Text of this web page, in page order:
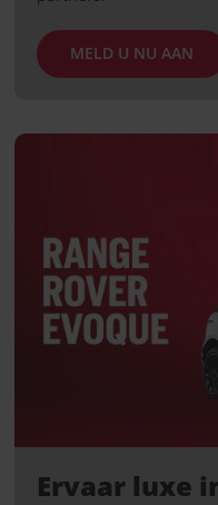
MELD U NU AAN
Ervaar luxe